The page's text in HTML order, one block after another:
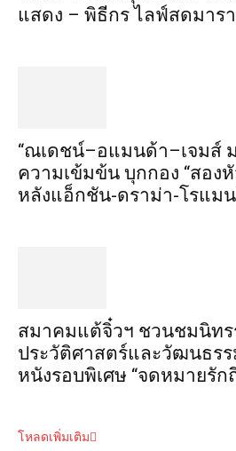
แสดง – พิธีกร ไลฟ์สดมาร
“ณเดชน์–อแมนด้า–เจมส์
ความเข้มข้น บุกกอง “สองหั
หลังแอ็กชัน-ดราม่า-โรแม
สมาคมแต้จิ๋วฯ ชวนชมนิทร
ประวัติศาสตร์และวัฒนธร
หนังรอบพิเศษ “จดหมายรัก
โหลดเพิ่มเติม